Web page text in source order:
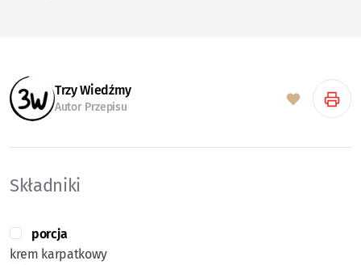
Trzy Wiedźmy
Autor Przepisu
Składniki
porcja
krem karpatkowy